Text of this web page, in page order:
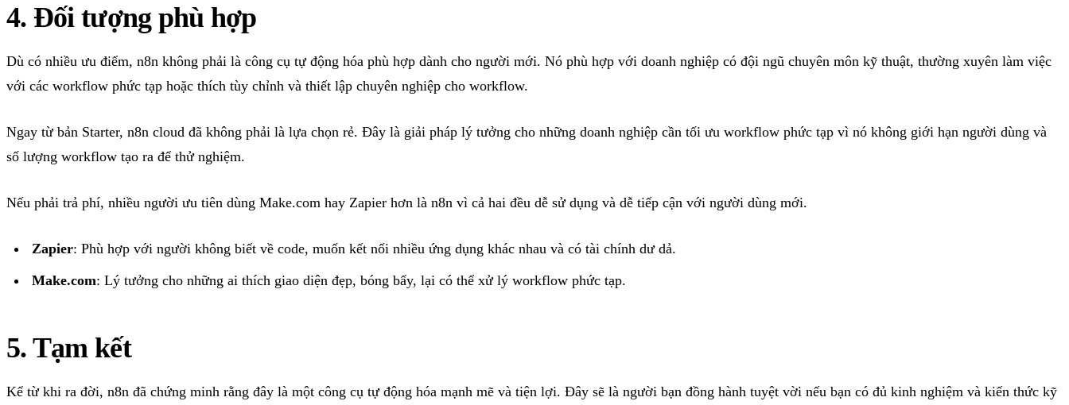
4. Đối tượng phù hợp
Dù có nhiều ưu điểm, n8n không phải là công cụ tự động hóa phù hợp dành cho người mới. Nó phù hợp với doanh nghiệp có đội ngũ chuyên môn kỹ thuật, thường xuyên làm việc
với các workflow phức tạp hoặc thích tùy chỉnh và thiết lập chuyên nghiệp cho workflow.
Ngay từ bản Starter, n8n cloud đã không phải là lựa chọn rẻ. Đây là giải pháp lý tưởng cho những doanh nghiệp cần tối ưu workflow phức tạp vì nó không giới hạn người dùng và
số lượng workflow tạo ra để thử nghiệm.
Nếu phải trả phí, nhiều người ưu tiên dùng Make.com hay Zapier hơn là n8n vì cả hai đều dễ sử dụng và dễ tiếp cận với người dùng mới.
Zapier: Phù hợp với người không biết về code, muốn kết nối nhiều ứng dụng khác nhau và có tài chính dư dả.
Make.com: Lý tưởng cho những ai thích giao diện đẹp, bóng bẩy, lại có thể xử lý workflow phức tạp.
5. Tạm kết
Kể từ khi ra đời, n8n đã chứng minh rằng đây là một công cụ tự động hóa mạnh mẽ và tiện lợi. Đây sẽ là người bạn đồng hành tuyệt vời nếu bạn có đủ kinh nghiệm và kiến thức kỹ